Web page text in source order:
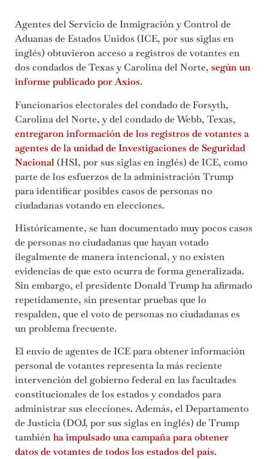
Agentes del Servicio de Inmigración y Control de
Aduanas de Estados Unidos (ICE, por sus siglas en
inglés) obtuvieron acceso a registros de votantes en
dos condados de Texas y Carolina del Norte, según un
informe publicado por Axios.
Funcionarios electorales del condado de Forsyth,
Carolina del Norte, y del condado de Webb, Texas,
entregaron información de los registros de votantes a
agentes de la unidad de Investigaciones de Seguridad
Nacional(HSI, por sus siglas en inglés) de ICE, como
parte de los esfuerzos de la administración Trump
para identificar posibles casos de personas no
ciudadanas votando en elecciones.
Históricamente, se han documentado muy pocos casos
de personas no ciudadanas que hayan votado
ilegalmente de manera intencional, y no existen
evidencias de que esto ocurra de forma generalizada.
Sin embargo, el presidente Donald Trump ha afirmado
repetidamente, sin presentar pruebas que lo
respalden, que el voto de personas no ciudadanas es
un problema frecuente.
El envío de agentes de ICE para obtener información
personal de votantes representa la más reciente
intervención del gobierno federal en las facultades
constitucionales de los estados y condados para
administrar sus elecciones. Además, el Departamento
de Justicia (DOJ, por sus siglas en inglés) de Trump
tambiénha impulsado una campaña para obtener
datos de votantes de todos los estados del país.